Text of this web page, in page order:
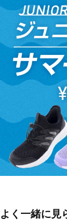
レッド×ブラック
■トップス素材：ポ
■ボトムス素材：ポ
■生産国：カンボジア
■2026 Spring＆
■メーカー型番：
よく一緒に見